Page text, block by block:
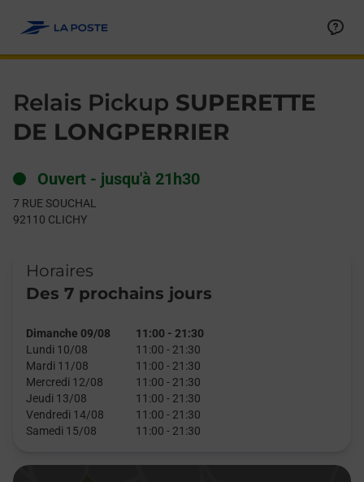
Relais Pickup SUPERETTE
DE LONGPERRIER
Ouvert - jusqu'à 21h30
7 RUE SOUCHAL
92110 CLICHY
Horaires
Des 7 prochains jours
Dimanche 09/08 11:00 - 21:30
Lundi 10/08
11:00 - 21:30
Mardi 11/08
11:00 - 21:30
Mercredi 12/08
11:00 - 21:30
Jeudi 13/08
11:00 - 21:30
Vendredi 14/08
11:00 - 21:30
Samedi 15/08
11:00 - 21:30